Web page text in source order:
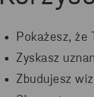
Pokażesz, że
Zyskasz
Zbudujesz